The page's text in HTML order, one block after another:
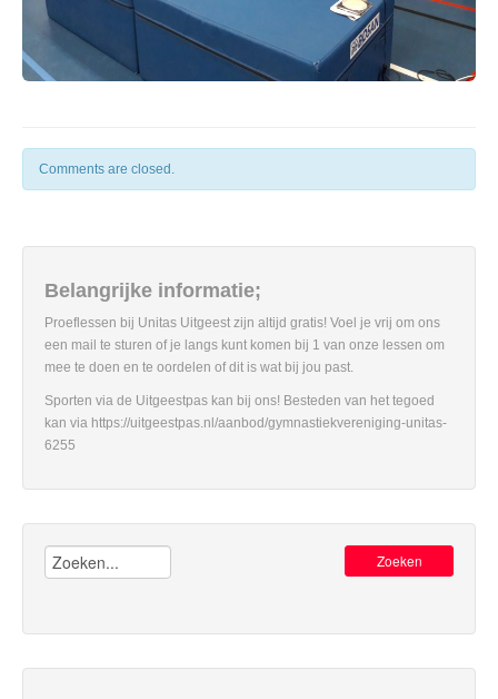
Comments are closed.
Belangrijke informatie;
Proeflessen bij Unitas Uitgeest zijn altijd gratis! Voel je vrij om ons
een mail te sturen of je langs kunt komen bij 1 van onze lessen om
mee te doen en te oordelen of dit is wat bij jou past.
Sporten via de Uitgeestpas kan bij ons! Besteden van het tegoed
kan via https://uitgeestpas.nl/aanbod/gymnastiekvereniging-unitas-
6255
Zoeken: